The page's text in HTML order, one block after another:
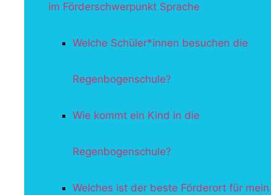
im Förderschwerpunkt Sprache
Welche Schüler*innen besuchen die
Regenbogenschule?
Wie kommt ein Kind in die
Regenbogenschule?
Welches ist der beste Förderort für mein